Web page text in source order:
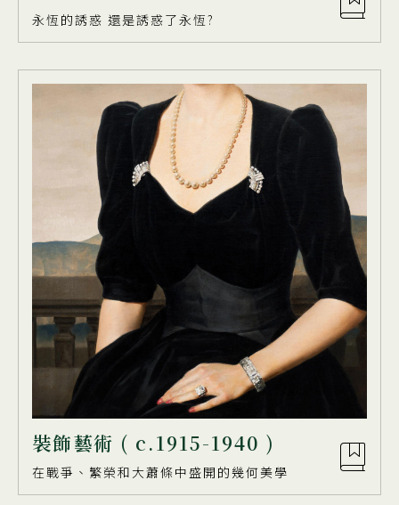
永恆的誘惑 還是誘惑了永恆?
裝飾藝術 ( c.1915-1940 )
在戰爭、繁榮和⼤蕭條中盛開的幾何美學